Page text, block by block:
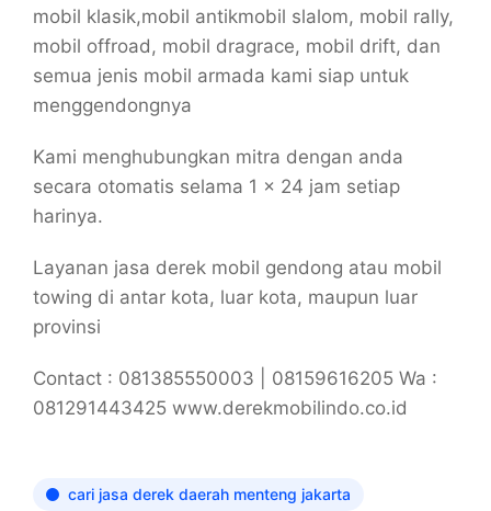
mobil klasik,mobil antikmobil slalom, mobil rally,
mobil offroad, mobil dragrace, mobil drift, dan
semua jenis mobil armada kami siap untuk
menggendongnya
Kami menghubungkan mitra dengan anda
secara otomatis selama 1 x 24 jam setiap
harinya.
Layanan jasa derek mobil gendong atau mobil
towing di antar kota, luar kota, maupun luar
provinsi
Contact : 081385550003 | 08159616205 Wa :
081291443425 www.derekmobilindo.co.id
cari jasa derek daerah menteng jakarta